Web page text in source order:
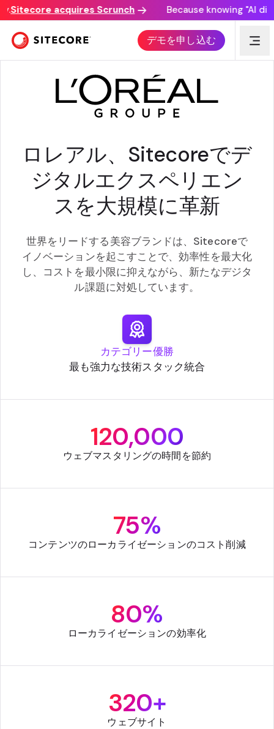
Sitecore acquires Scrunch Because knowing "AI
デモを申し込む
CUSTOMER AWARD
ロレアル、Sitecoreでデ
ジタルエクスペリエン
スを大規模に革新
世界をリードする美容ブランドは、Sitecoreで
イノベーションを起こすことで、効率性を最大化
し、コストを最小限に抑えながら、新たなデジタ
ル課題に対処しています。
カテゴリー優勝
最も強力な技術スタック統合
120,000
ウェブマスタリングの時間を節約
75%
コンテンツのローカライゼーションのコスト削減
80%
ローカライゼーションの効率化
320+
ウェブサイト